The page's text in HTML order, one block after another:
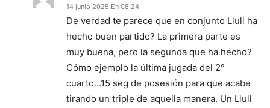
14 junio 2025 En 08:24
De verdad te parece que en conjunto Llull ha
hecho buen partido? La primera parte es
muy buena, pero la segunda que ha hecho?
Cómo ejemplo la última jugada del 2°
cuarto…15 seg de posesión para que acabe
tirando un triple de aquella manera. Un Llull